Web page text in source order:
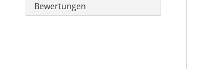
Bewertungen